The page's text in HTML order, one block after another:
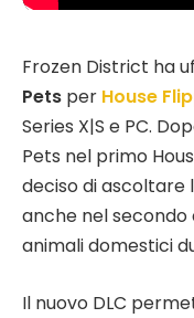
Frozen District ha
Pets per House
Series X|S e PC.
Pets nel primo
deciso di ascoltare
anche nel
animali domestici
Il nuovo DLC